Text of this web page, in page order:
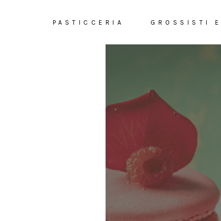
PASTICCERIA GROSSISTI